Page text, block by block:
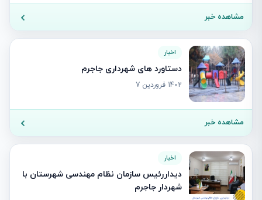
مشاهده خبر
اخبار
دستاورد های شهرداری جاجرم
1402 فروردین 7
مشاهده خبر
اخبار
دیداررئیس سازمان نظام مهندسی شهرستان با
شهردار جاجرم